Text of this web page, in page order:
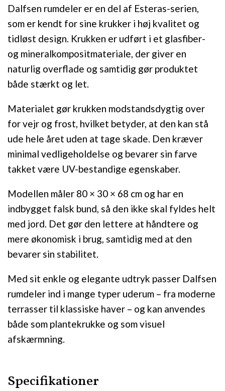
Dalfsen rumdeler er en del af Esteras-serien,
som er kendt for sine krukker i høj kvalitet og
tidløst design. Krukken er udført i et glasfiber-
og mineralkompositmateriale, der giver en
naturlig overflade og samtidig gør produktet
både stærkt og let.
Materialet gør krukken modstandsdygtig over
for vejr og frost, hvilket betyder, at den kan stå
ude hele året uden at tage skade. Den kræver
minimal vedligeholdelse og bevarer sin farve
takket være UV-bestandige egenskaber.
Modellen måler 80 × 30 × 68 cm og har en
indbygget falsk bund, så den ikke skal fyldes helt
med jord. Det gør den lettere at håndtere og
mere økonomisk i brug, samtidig med at den
bevarer sin stabilitet.
Med sit enkle og elegante udtryk passer Dalfsen
rumdeler ind i mange typer uderum – fra moderne
terrasser til klassiske haver – og kan anvendes
både som plantekrukke og som visuel
afskærmning.
Specifikationer